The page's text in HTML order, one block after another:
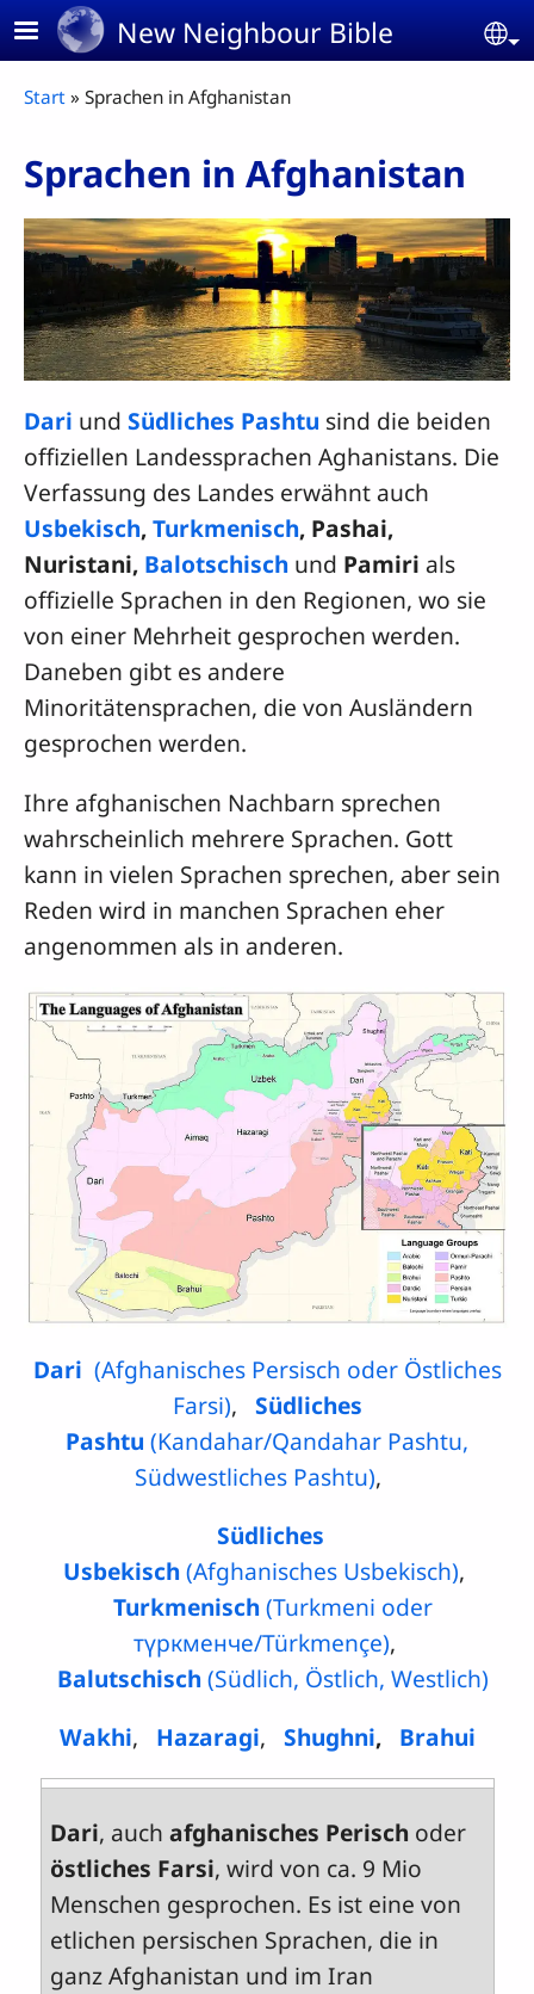
Skip to main contentNew Neighbour Bible
Breadcrumb
Start Sprachen in Afghanistan
Sprachen in Afghanistan
Dari und Südliches Pashtu sind die beiden
offiziellen Landessprachen Aghanistans. Die
Verfassung des Landes erwähnt auch
Usbekisch,Turkmenisch, Pashai,
Nuristani, Balotschisch und Pamiri als
offizielle Sprachen in den Regionen, wo sie
von einer Mehrheit gesprochen werden.
Daneben gibt es andere
Minoritätensprachen, die von Ausländern
gesprochen werden.
Ihre afghanischen Nachbarn sprechen
wahrscheinlich mehrere Sprachen. Gott
kann in vielen Sprachen sprechen, aber sein
Reden wird in manchen Sprachen eher
angenommen als in anderen.
Dari (Afghanisches Persisch oder Östliches
Farsi), Südliches
Pashtu (Kandahar/Qandahar Pashtu,
Südwestliches Pashtu),
Südliches
Usbekisch(Afghanisches Usbekisch),
Turkmenisch(Turkmeni oder
түркменче‎/Türkmençe),
Balutschisch(Südlich, Östlich, Westlich)
Wakhi, Hazaragi, Shughni, Brahui
Dari, auchafghanisches Perisch oder
östliches Farsi, wird von ca. 9 Mio
Menschen gesprochen. Es ist eine von
etlichen persischen Sprachen, die in
ganz Afghanistan und im Iran